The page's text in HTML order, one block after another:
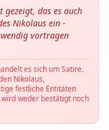
gezeigt, das es auch
Nikolaus ein -
vortragen
es sich um Satire.
Nikolaus,
festliche Entitäten
weder bestätigt noch